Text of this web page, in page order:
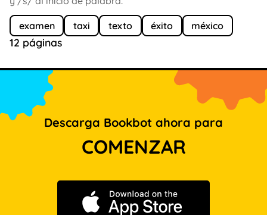
examen taxi texto éxito méxico
12 páginas
Descarga Bookbot ahora para
COMENZAR
Descargar en App Store